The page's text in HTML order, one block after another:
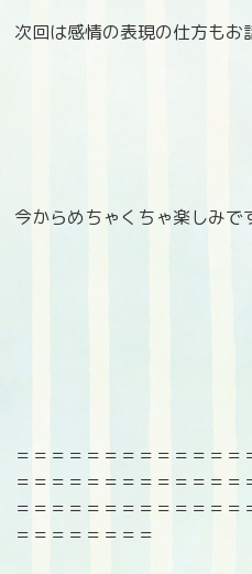
次回は感情の表現の仕方もお
今からめちゃくちゃ楽しみで
＝＝＝＝＝＝＝＝＝＝＝＝
＝＝＝＝＝＝＝＝＝＝＝＝
＝＝＝＝＝＝＝＝＝＝＝＝
＝＝＝＝＝＝＝＝